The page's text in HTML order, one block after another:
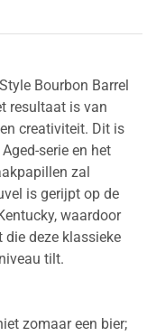
Bourbon Barrel
resultaat is van
creativiteit. Dit is
serie en het
zal
is gerijpt op de
waardoor
die deze klassieke
tilt.
zomaar een bier;